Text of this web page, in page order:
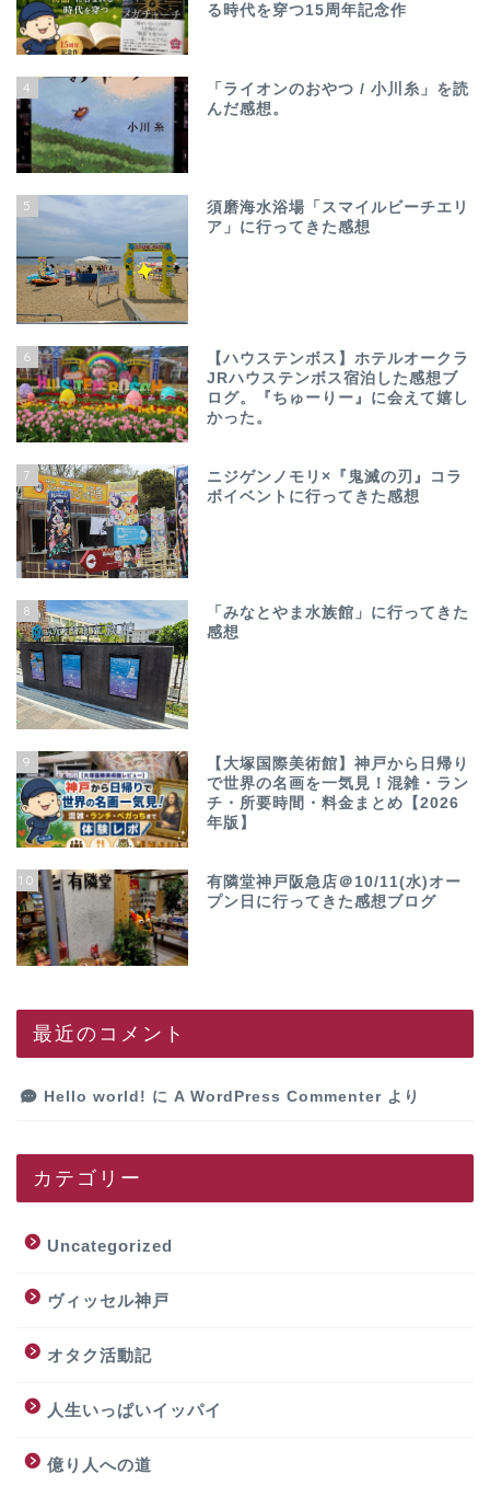
る時代を穿つ15周年記念作
4
「ライオンのおやつ / 小川糸」を読
んだ感想。
5
須磨海水浴場「スマイルビーチエリ
ア」に行ってきた感想
6
【ハウステンボス】ホテルオークラ
JRハウステンボス宿泊した感想ブ
ログ。『ちゅーりー』に会えて嬉し
かった。
7
ニジゲンノモリ×『鬼滅の刃』コラ
ボイベントに行ってきた感想
8
「みなとやま水族館」に行ってきた
感想
9
【大塚国際美術館】神戸から日帰り
で世界の名画を一気見！混雑・ラン
チ・所要時間・料金まとめ【2026
年版】
10
有隣堂神戸阪急店＠10/11(水)オー
プン日に行ってきた感想ブログ
最近のコメント
Hello world! に A WordPress Commenter より
カテゴリー
Uncategorized
ヴィッセル神戸
オタク活動記
人生いっぱいイッパイ
億り人への道